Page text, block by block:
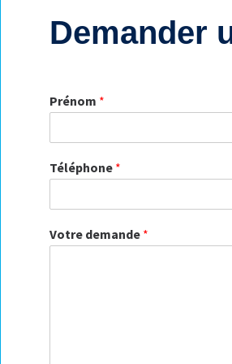
Demander
Prénom *
Téléphone *
Votre demande *